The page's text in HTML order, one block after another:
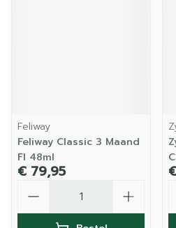
Feliway
Feliway Classic 3 Maand
Fl 48ml
€ 79,95